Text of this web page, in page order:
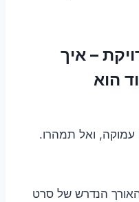
– איך
הוא
עמוקה, ואל תמהרו.
הנדרש של סרט